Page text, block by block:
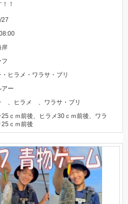
！
27
岸
フ
ヒラメ・ワラサ・ブリ
ー
、ヒラメ 、ワラサ・ブリ
25ｃｍ前後、ヒラメ30ｃｍ前後、ワラ
ｃｍ前後